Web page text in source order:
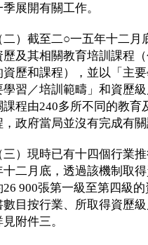
季展開有關工作。
二）截至二○一五年十二
歷及其相關教育培訓課程
資歷和課程），並以「主
學習／培訓範疇」和資歷
課程由240多所不同的教
，政府當局並沒有完成有
三）現時已有十四個行業
十二月底，透過該機制取
26 900張第一級至第四級
數目按行業、所取得資歷
見附件三。